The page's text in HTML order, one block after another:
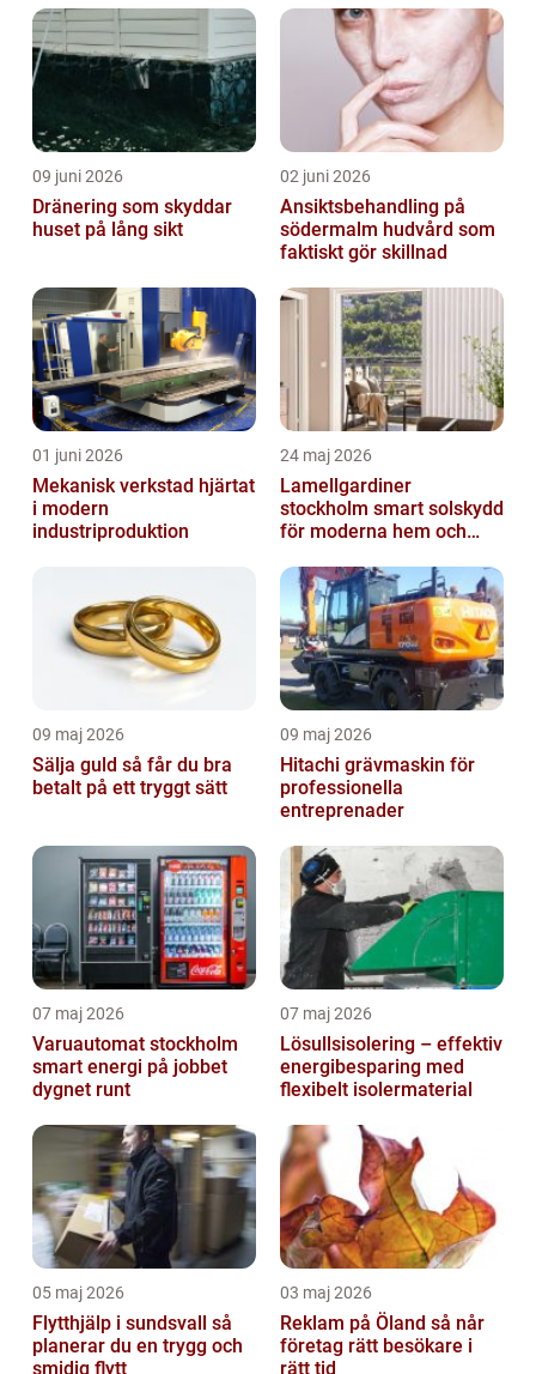
09 juni 2026
Dränering som skyddar
huset på lång sikt
02 juni 2026
Ansiktsbehandling på
södermalm hudvård som
faktiskt gör skillnad
01 juni 2026
Mekanisk verkstad hjärtat
i modern
industriproduktion
24 maj 2026
Lamellgardiner
stockholm smart solskydd
för moderna hem och
09 maj 2026
Sälja guld så får du bra
betalt på ett tryggt sätt
09 maj 2026
Hitachi grävmaskin för
professionella
entreprenader
07 maj 2026
Varuautomat stockholm
smart energi på jobbet
dygnet runt
07 maj 2026
Lösullsisolering – effektiv
energibesparing med
flexibelt isolermaterial
05 maj 2026
Flytthjälp i sundsvall så
planerar du en trygg och
smidig flytt
03 maj 2026
Reklam på Öland så når
företag rätt besökare i
rätt tid